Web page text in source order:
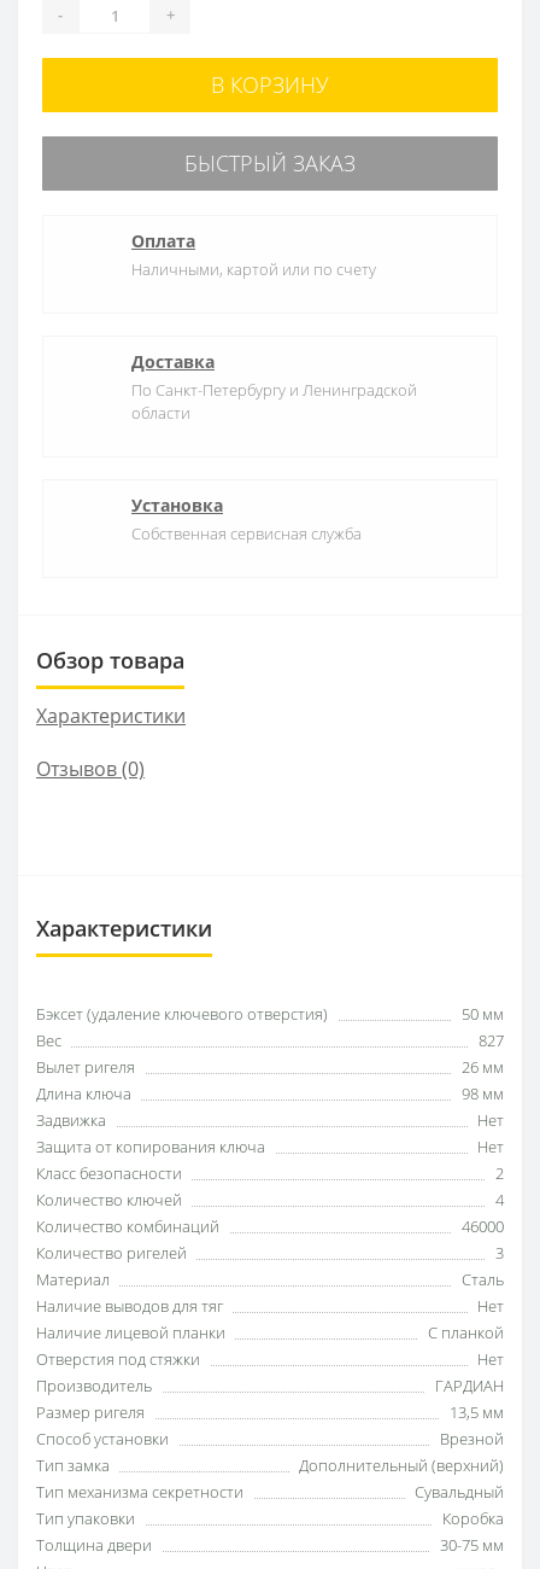
- +
В КОРЗИНУ
БЫСТРЫЙ ЗАКАЗ
Оплата
Наличными, картой или по счету
Доставка
По Санкт-Петербургу и Ленинградской
области
Установка
Собственная сервисная служба
Обзор товара
Характеристики
Отзывов (0)
Характеристики
Бэксет (удаление ключевого отверстия)
50 мм
Вес
827
Вылет ригеля
26 мм
Длина ключа
98 мм
Задвижка
Нет
Защита от копирования ключа
Нет
Класс безопасности
2
Количество ключей
4
Количество комбинаций
46000
Количество ригелей
3
Материал
Сталь
Наличие выводов для тяг
Нет
Наличие лицевой планки
С планкой
Отверстия под стяжки
Нет
Производитель
ГАРДИАН
Размер ригеля
13,5 мм
Способ установки
Врезной
Тип замка
Дополнительный (верхний)
Тип механизма секретности
Сувальдный
Тип упаковки
Коробка
Толщина двери
30-75 мм